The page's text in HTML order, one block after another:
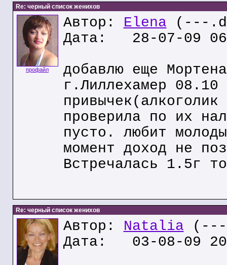
Re: черный список женихов
профайл
Автор: Elena (---
Дата: 28-07-09
добавлю еще
г.Лиллехамер
проверила по их
пусто. любит
момент доход не
Встречалась 1.5г
Re: черный список женихов
Автор: Natalia (---
Дата: 03-08-09